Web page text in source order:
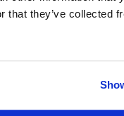
that they’ve collected